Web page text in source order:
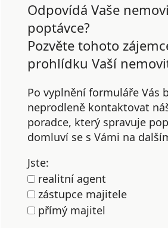
Odpovídá Vaše
poptávce?
Pozvěte tohoto
prohlídku Vaší
Po vyplnění formuláře Vás
neprodleně kontaktovat
poradce, který spravuje
domluví se s Vámi na
Jste:
realitní agent
zástupce majitele
přímý majitel